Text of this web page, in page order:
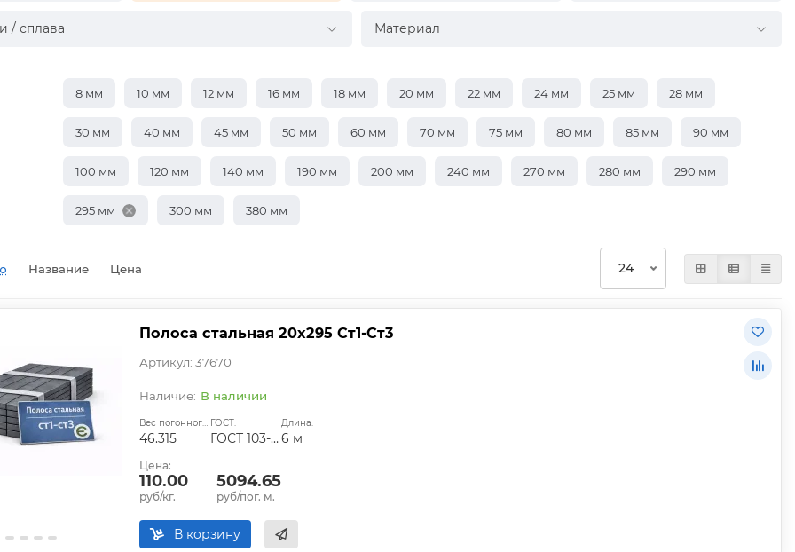
/ сплава Материал
8 мм 10 мм 12 мм 16 мм 18 мм 20 мм 22 мм 24 мм 25 мм 28 мм
30 мм 40 мм 45 мм 50 мм 60 мм 70 мм 75 мм 80 мм 85 мм 90 мм
100 мм 120 мм 140 мм 190 мм 200 мм 240 мм 270 мм 280 мм 290 мм
295 мм 300 мм 380 мм
Название Цена
Полоса стальная 20х295 Ст1-Ст3
Артикул: 37670
В наличии
Вес погонного метра, кг:
46.315
ГОСТ:
ГОСТ 103-2006
Длина:
6 м
Цена:
110.00
руб/кг.
5094.65
руб/пог. м.
В корзину